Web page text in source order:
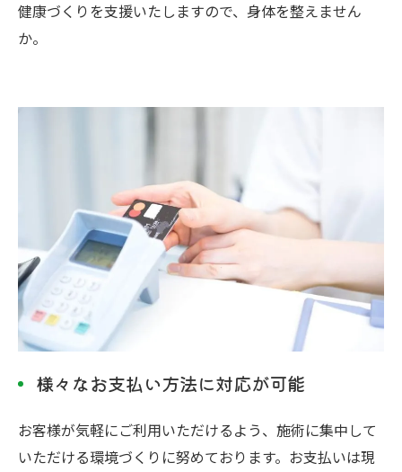
健康づくりを支援いたしますので、身体を整えません
か。
様々なお支払い方法に対応が可能
お客様が気軽にご利用いただけるよう、施術に集中して
いただける環境づくりに努めております。お支払いは現